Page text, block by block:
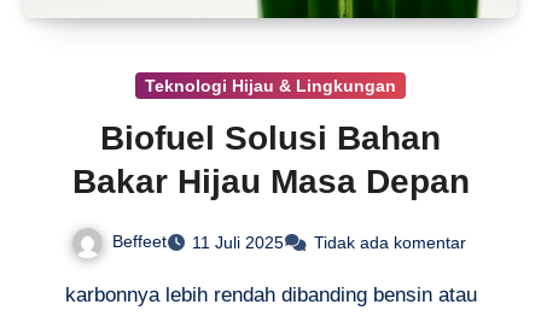
Teknologi Hijau & Lingkungan
Biofuel Solusi Bahan
Bakar Hijau Masa Depan
Beffeet 11 Juli 2025 Tidak ada komentar
karbonnya lebih rendah dibanding bensin atau